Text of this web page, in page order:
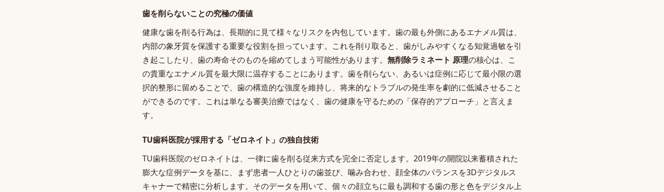
歯を削らないことの究極の価値
健康な歯を削る行為は、長期的に見て様々なリスクを内包しています。歯の最も外側にあるエナメル質は、
内部の象牙質を保護する重要な役割を担っています。これを削り取ると、歯がしみやすくなる知覚過敏を引
き起こしたり、歯の寿命そのものを縮めてしまう可能性があります。 無削除ラミネート 原理の核心は、こ
の貴重なエナメル質を最大限に温存することにあります。歯を削らない、あるいは症例に応じて最小限の選
択的整形に留めることで、歯の構造的な強度を維持し、将来的なトラブルの発生率を劇的に低減させること
ができるのです。これは単なる審美治療ではなく、歯の健康を守るための「保存的アプローチ」と言えま
す。
TU歯科医院が採用する「ゼロネイト」の独自技術
TU歯科医院のゼロネイトは、一律に歯を削る従来方式を完全に否定します。2019年の開院以来蓄積された
膨大な症例データを基に、まず患者一人ひとりの歯並び、噛み合わせ、顔全体のバランスを3Dデジタルス
キャナーで精密に分析します。そのデータを用いて、個々の顔立ちに最も調和する歯の形と色をデジタル上